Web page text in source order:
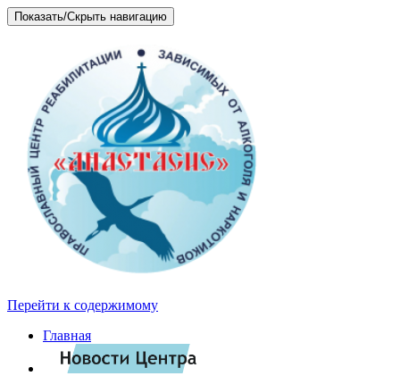
Показать/Скрыть навигацию
Перейти к содержимому
Главная